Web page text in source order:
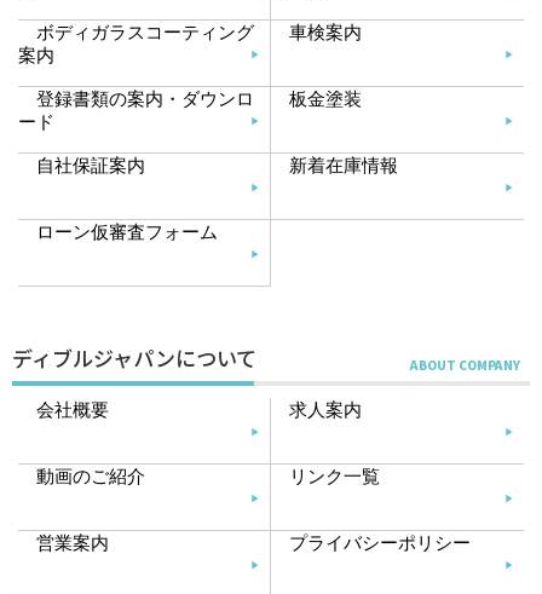
ボディガラスコーティング
案内
車検案内
登録書類の案内・ダウンロ
ード
板金塗装
自社保証案内 新着在庫情報
ローン仮審査フォーム
ディブルジャパンについて
会社概要 求人案内
動画のご紹介 リンク一覧
営業案内 プライバシーポリシー